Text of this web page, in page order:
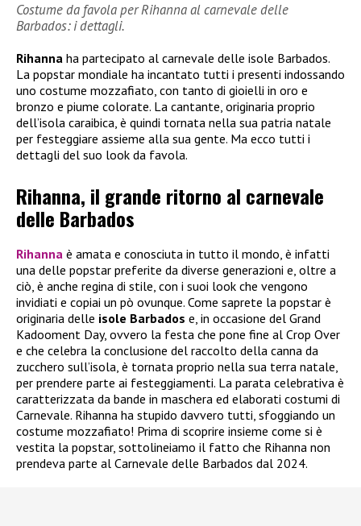
Costume da favola per Rihanna al carnevale delle
Barbados: i dettagli.
Rihanna ha partecipato al carnevale delle isole Barbados.
La popstar mondiale ha incantato tutti i presenti indossando
uno costume mozzafiato, con tanto di gioielli in oro e
bronzo e piume colorate. La cantante, originaria proprio
dell’isola caraibica, è quindi tornata nella sua patria natale
per festeggiare assieme alla sua gente. Ma ecco tutti i
dettagli del suo look da favola.
Rihanna, il grande ritorno al carnevale
delle Barbados
Rihanna è amata e conosciuta in tutto il mondo, è infatti
una delle popstar preferite da diverse generazioni e, oltre a
ciò, è anche regina di stile, con i suoi look che vengono
invidiati e copiai un pò ovunque. Come saprete la popstar è
originaria delle isole Barbados e, in occasione del Grand
Kadooment Day, ovvero la festa che pone fine al Crop Over
e che celebra la conclusione del raccolto della canna da
zucchero sull’isola, è tornata proprio nella sua terra natale,
per prendere parte ai festeggiamenti. La parata celebrativa è
caratterizzata da bande in maschera ed elaborati costumi di
Carnevale. Rihanna ha stupido davvero tutti, sfoggiando un
costume mozzafiato! Prima di scoprire insieme come si è
vestita la popstar, sottolineiamo il fatto che Rihanna non
prendeva parte al Carnevale delle Barbados dal 2024.